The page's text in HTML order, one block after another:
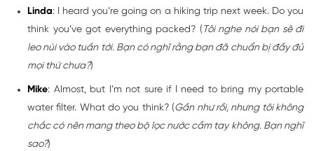
Linda: I heard you’re going on a hiking trip next week. Do you
think you’ve got everything packed? ( Tôi nghe nói bạn sẽ đi
leo núi vào tuần tới. Bạn có nghĩ rằng bạn đã chuẩn bị đầy đủ
mọi thứ chưa?)
Mike: Almost, but I’m not sure if I need to bring my portable
water filter. What do you think? (Gần như rồi, nhưng tôi không
chắc có nên mang theo bộ lọc nước cầm tay không. Bạn nghĩ
sao?)